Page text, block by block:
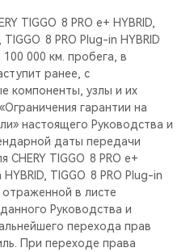
TIGGO 8 PRO е+ HYBRID,
8 PRO Plug-in HYBRID
000 км. пробега, в
ранее, с
компоненты, узлы и их
гарантии на
настоящего Руководства и
даты передачи
TIGGO 8 PRO е+
TIGGO 8 PRO Plug-in
отраженной в листе
Руководства и
перехода прав
При переходе права